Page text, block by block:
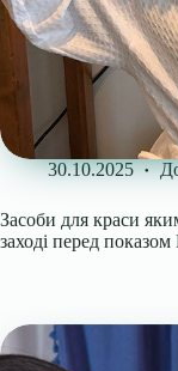
30.10.2025
Засоби для краси
заході перед